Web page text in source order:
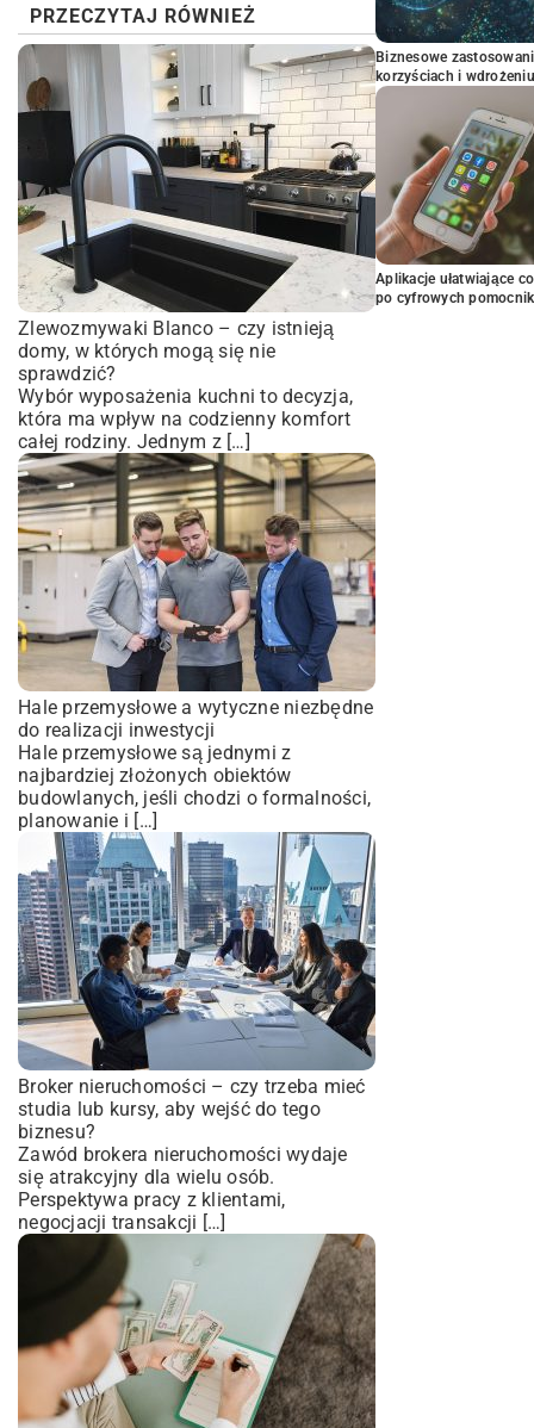
PRZECZYTAJ RÓWNIEŻ
Zlewozmywaki Blanco – czy istnieją
domy, w których mogą się nie
sprawdzić?
Wybór wyposażenia kuchni to decyzja,
która ma wpływ na codzienny komfort
całej rodziny. Jednym z […]
Hale przemysłowe a wytyczne niezbędne
do realizacji inwestycji
Hale przemysłowe są jednymi z
najbardziej złożonych obiektów
budowlanych, jeśli chodzi o formalności,
planowanie i […]
Broker nieruchomości – czy trzeba mieć
studia lub kursy, aby wejść do tego
biznesu?
Zawód brokera nieruchomości wydaje
się atrakcyjny dla wielu osób.
Perspektywa pracy z klientami,
negocjacji transakcji […]
Biznesowe
korzyściach i wdrożeniu
Aplikacje ułatwiające
po cyfrowych